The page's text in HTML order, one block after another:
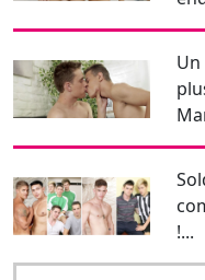
!...
Pour rester